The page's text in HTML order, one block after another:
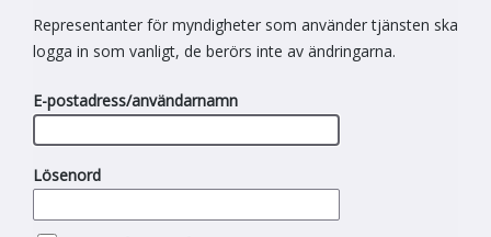
Representanter för myndigheter som använder tjänsten ska
logga in som vanligt, de berörs inte av ändringarna.
E-postadress/användarnamn
Lösenord